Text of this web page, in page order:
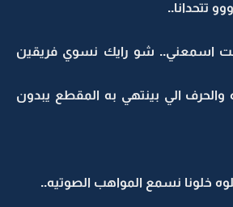
تتحدانا..
اسمعني.. شو رايك نسوي فريقين
والحرف الي بينتهي به المقطع يبدون
خلونا نسمع المواهب الصوتيه..